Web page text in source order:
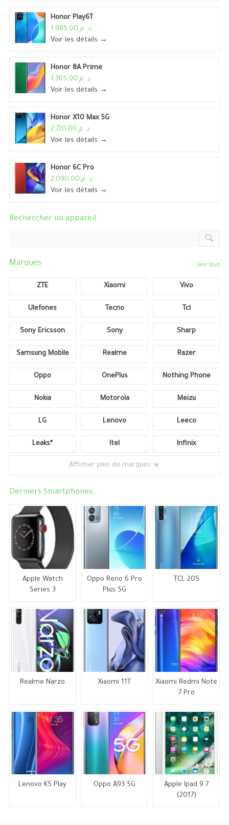
Honor Play6T
د. م.1,985.00
Voir les détails →
Honor 8A Prime
د. م.1,365.00
Voir les détails →
Honor X10 Max 5G
د. م.2,720.00
Voir les détails →
Honor 6C Pro
د. م.2,090.00
Voir les détails →
Rechercher un appareil
Marques Voir tout
ZTE Xiaomi Vivo
Ulefones Tecno Tcl
Sony Ericsson Sony Sharp
Samsung Mobile Realme Razer
Oppo OnePlus Nothing Phone
Nokia Motorola Meizu
LG Lenovo Leeco
Leaks* Itel Infinix
Afficher plus de marques
Derniers Smartphones
Apple Watch
Series 3
Oppo Reno 6 Pro
Plus 5G
TCL 20S
Realme Narzo Xiaomi 11T
Xiaomi Redmi Note
7 Pro
Lenovo K5 Play Oppo A93 5G
Apple Ipad 9 7
(2017)